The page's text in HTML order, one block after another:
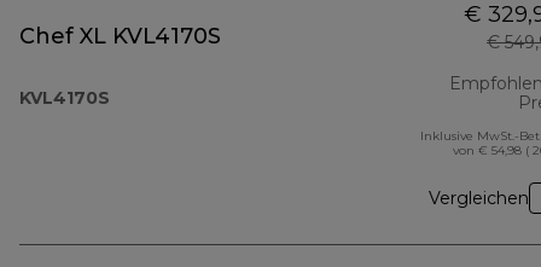
Chef XL KVL4170S
KVL4170S
€
€
Inklusive MwSt.-
von € 54,98 (
Vergleichen